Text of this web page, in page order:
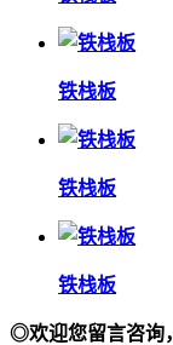
铁栈板
铁栈板
铁栈板
◎欢迎您留言咨询